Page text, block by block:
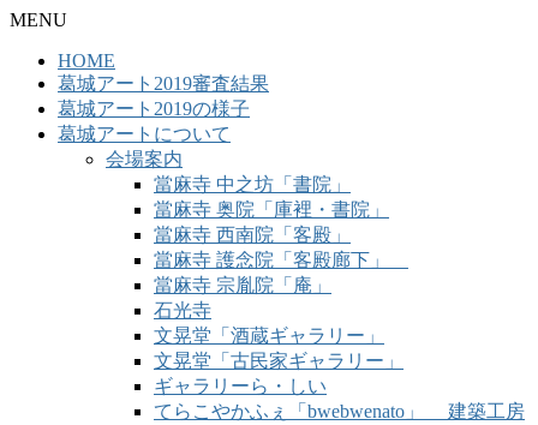
MENU
HOME
葛城アート2019審査結果
葛城アート2019の様子
葛城アートについて
会場案内
當麻寺 中之坊「書院」
當麻寺 奥院「庫裡・書院」
當麻寺 西南院「客殿」
當麻寺 護念院「客殿廊下」
當麻寺 宗胤院「庵」
石光寺
文晃堂「酒蔵ギャラリー」
文晃堂「古民家ギャラリー」
ギャラリーら・しい
てらこやかふぇ「bwebwenato」 建築工房